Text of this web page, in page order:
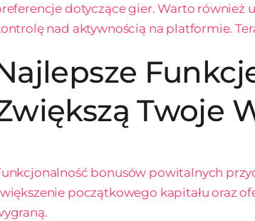
dotyczące gier. Warto również
nad aktywnością na platformie.
Twoje
bonusów powitalnych
początkowego kapitału oraz